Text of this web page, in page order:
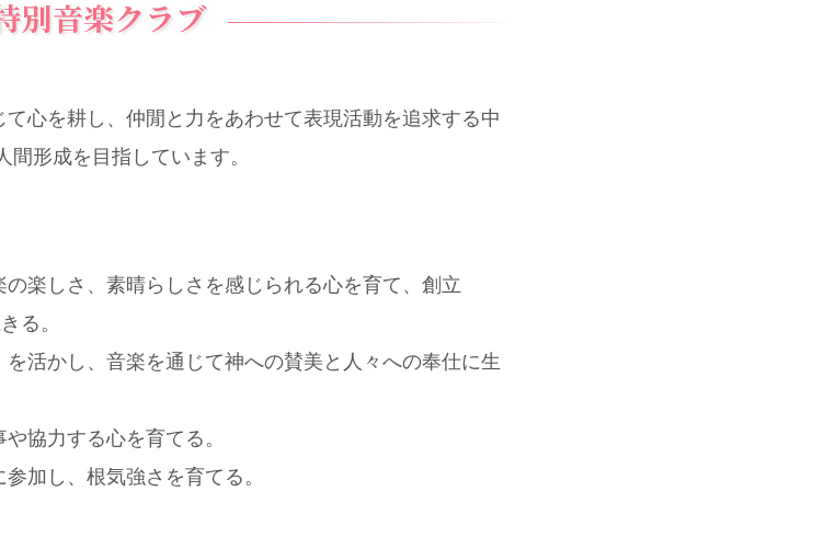
別音楽クラブ
心を耕し、仲閒と力をあわせて表現活動を追求する中
形成を目指しています。
楽しさ、素晴らしさを感じられる心を育て、創立
る。
活かし、音楽を通じて神への賛美と人々への奉仕に生
協力する心を育てる。
加し、根気強さを育てる。